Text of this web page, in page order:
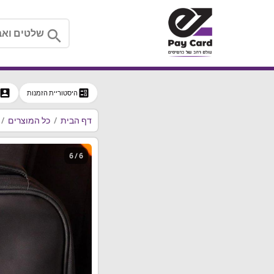
search
ballot היסטוריית הזמנות
דף הבית כל המוצרים
6 / 6